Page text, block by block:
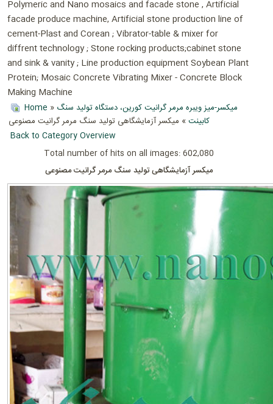
Polymeric and Nano mosaics and facade stone , Artificial
facade produce machine, Artificial stone production line of
cement-Plast and Corean ; Vibrator-table & mixer for
diffrent technology ; Stone rocking products;cabinet stone
and sink & vanity ; Line production equipment Soybean Plant
Protein; Mosaic Concrete Vibrating Mixer - Concrete Block
Making Machine
Home » میکسر-میز ویبره مرمر گرانیت کورین، دستگاه تولید سنگ
کابینت» میکسر آزمایشگاهی تولید سنگ مرمر گرانیت مصنوعی
Back to Category Overview
Total number of hits on all images: 602,080
میکسر آزمایشگاهی تولید سنگ مرمر گرانیت مصنوعی